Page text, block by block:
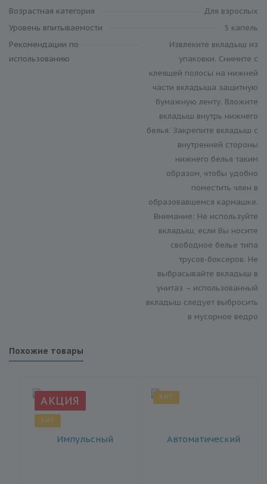
Возрастная категория
Для взрослых
Уровень впитываемости
5 капель
Рекомендации по
использованию
Извлеките вкладыш из
упаковки. Снимите с
клеящей полосы на нижней
части вкладыша защитную
бумажную ленту. Вложите
вкладыш внутрь нижнего
белья. Закрепите вкладыш с
внутренней стороны
нижнего белья таким
образом, чтобы удобно
поместить член в
образовавшемся кармашке.
Внимание: Не используйте
вкладыш, если Вы носите
свободное белье типа
трусов-боксеров. Не
выбрасывайте вкладыш в
унитаз – использованный
вкладыш следует выбросить
в мусорное ведро
Похожие товары
АКЦИЯ
ХИТ
ХИТ